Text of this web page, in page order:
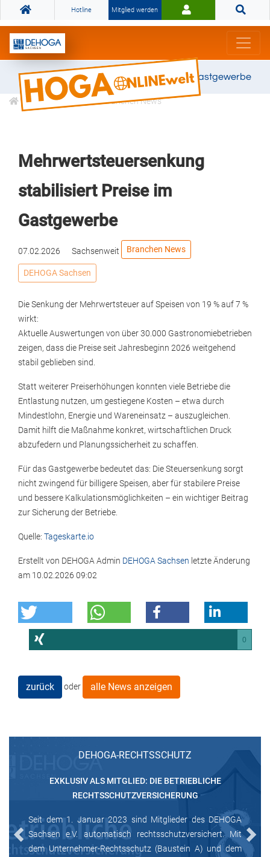
Hotline Mitglied werden
Gemeinsam stark für das Gastgewerbe
Informationen Branchen News
Mehrwertsteuersenkung
stabilisiert Preise im
Gastgewerbe
07.02.2026 Sachsenweit Branchen News
DEHOGA Sachsen
Die Senkung der Mehrwertsteuer auf Speisen von 19 % auf 7 %
wirkt:
Aktuelle Auswertungen von über 30.000 Gastronomiebetrieben
zeigen, dass die Preise seit Jahresbeginn 2026 weitgehend
stabil geblieben sind.
Statt weiterer Preiserhöhungen konnten viele Betriebe die
Entlastung nutzen, um gestiegene Kosten – etwa durch
Mindestlohn, Energie und Wareneinsatz – auszugleichen.
Damit hilft die Maßnahme konkret, wirtschaftlichen Druck
abzufedern und Planungssicherheit zu schaffen.
Für das Gastgewerbe bedeutet das: Die Steuersenkung sorgt
nicht zwingend für billigere Speisen, aber für stabilere Preise
und bessere Kalkulationsmöglichkeiten – ein wichtiger Beitrag
zur Sicherung der Betriebe.
Quelle: Tageskarte.io
Erstellt von DEHOGA Admin DEHOGA Sachsen letzte Änderung
am 10.02.2026 09:02
0
zurück oder alle News anzeigen
DEHOGA-RECHTSSCHUTZ
EXKLUSIV ALS MITGLIED: DIE BETRIEBLICHE
RECHTSSCHUTZVERSICHERUNG
Seit dem 1. Januar 2023 sind Mitglieder des DEHOGA
Sachsen e.V. automatisch rechtsschutzversichert. Mit
dem Unternehmer-Rechtsschutz (Baustein A) und dem
Previous Next